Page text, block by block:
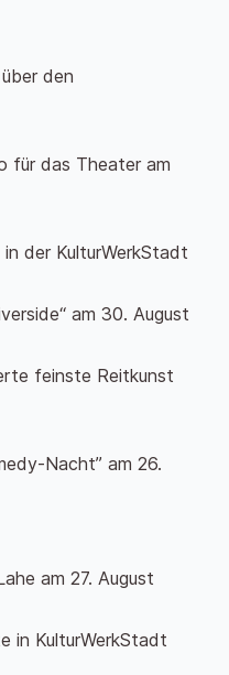
den
für das Theater am
der KulturWerkStadt
am 30. August
feinste Reitkunst
Nacht” am 26.
am 27. August
in KulturWerkStadt